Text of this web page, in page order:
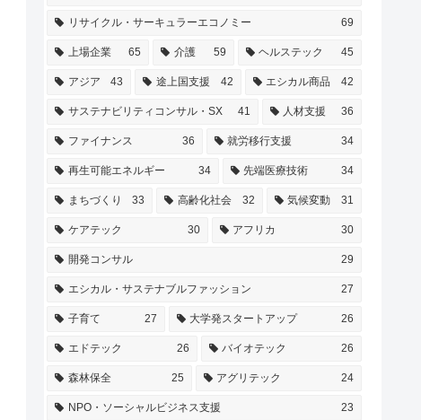
リサイクル・サーキュラーエコノミー 69
上場企業 65 介護 59 ヘルステック 45
アジア 43 途上国支援 42 エシカル商品 42
サステナビリティコンサル・SX 41 人材支援 36
ファイナンス 36 就労移行支援 34
再生可能エネルギー 34 先端医療技術 34
まちづくり 33 高齢化社会 32 気候変動 31
ケアテック 30 アフリカ 30
開発コンサル 29
エシカル・サステナブルファッション 27
子育て 27 大学発スタートアップ 26
エドテック 26 バイオテック 26
森林保全 25 アグリテック 24
NPO・ソーシャルビジネス支援 23